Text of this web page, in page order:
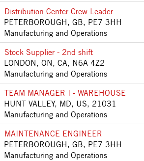
Distribution Center Crew Leader
PETERBOROUGH, GB, PE7 3HH
Manufacturing and Operations
Stock Supplier - 2nd shift
LONDON, ON, CA, N6A 4Z2
Manufacturing and Operations
TEAM MANAGER I - WAREHOUSE
HUNT VALLEY, MD, US, 21031
Manufacturing and Operations
MAINTENANCE ENGINEER
PETERBOROUGH, GB, PE7 3HH
Manufacturing and Operations